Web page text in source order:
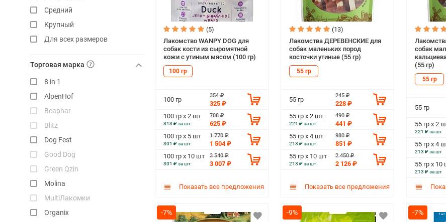
Средний
Крупный
Для всех размеров
Торговая марка
8 in 1
AlpenHof
Beaphar
Blitz
Dog Fest
Good Dog
Green Qzin
Molina
MultiЛакомки
Organix
(5)
Лакомство WANPY DOG для
собак кости из сыромятной
кожи с утиным мясом (100 гр)
100 гр
100 гр
354 ₽
325 ₽
100 гр х 2 шт
313 ₽ за шт
708 ₽
625 ₽
100 гр х 5 шт
301 ₽ за шт
1 770 ₽
1 504 ₽
100 гр х 10 шт
301 ₽ за шт
3 540 ₽
3 007 ₽
Показать все предложения
(13)
Лакомства ДЕРЕВЕНСКИЕ для
собак маленьких пород
косточки утиные (55 гр)
55 гр
55 гр
245 ₽
228 ₽
55 гр х 2 шт
221 ₽ за шт
490 ₽
441 ₽
55 гр х 4 шт
213 ₽ за шт
980 ₽
851 ₽
55 гр х 10 шт
213 ₽ за шт
2 450 ₽
2 126 ₽
Показать все предложения
собак
(55 гр)
55 гр
55 гр
55 гр х 2
221 ₽ за шт
55 гр х 4
213 ₽ за шт
55 гр х 10
213 ₽ за шт
-7% -9% -7%